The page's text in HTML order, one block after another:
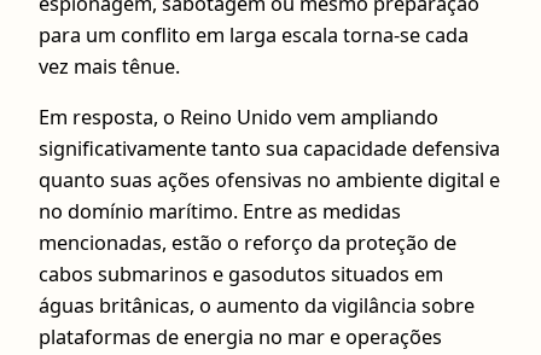
para um conflito em larga escala torna-se cada
vez mais tênue.
Em resposta, o Reino Unido vem ampliando
significativamente tanto sua capacidade defensiva
quanto suas ações ofensivas no ambiente digital e
no domínio marítimo. Entre as medidas
mencionadas, estão o reforço da proteção de
cabos submarinos e gasodutos situados em
águas britânicas, o aumento da vigilância sobre
plataformas de energia no mar e operações